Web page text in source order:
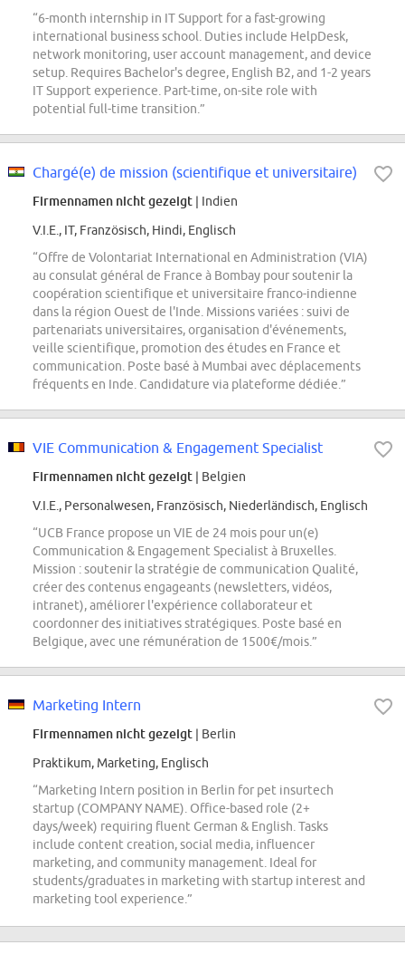
“6-month internship in IT Support for a fast-growing
international business school. Duties include HelpDesk,
network monitoring, user account management, and device
setup. Requires Bachelor's degree, English B2, and 1-2 years
IT Support experience. Part-time, on-site role with
potential full-time transition.”
Chargé(e) de mission (scientifique et universitaire)
Firmennamen nicht gezeigt | Indien
V.I.E., IT, Französisch, Hindi, Englisch
“Offre de Volontariat International en Administration (VIA)
au consulat général de France à Bombay pour soutenir la
coopération scientifique et universitaire franco-indienne
dans la région Ouest de l'Inde. Missions variées : suivi de
partenariats universitaires, organisation d'événements,
veille scientifique, promotion des études en France et
communication. Poste basé à Mumbai avec déplacements
fréquents en Inde. Candidature via plateforme dédiée.”
VIE Communication & Engagement Specialist
Firmennamen nicht gezeigt | Belgien
V.I.E., Personalwesen, Französisch, Niederländisch, Englisch
“UCB France propose un VIE de 24 mois pour un(e)
Communication & Engagement Specialist à Bruxelles.
Mission : soutenir la stratégie de communication Qualité,
créer des contenus engageants (newsletters, vidéos,
intranet), améliorer l'expérience collaborateur et
coordonner des initiatives stratégiques. Poste basé en
Belgique, avec une rémunération de 1500€/mois.”
Marketing Intern
Firmennamen nicht gezeigt | Berlin
Praktikum, Marketing, Englisch
“Marketing Intern position in Berlin for pet insurtech
startup (COMPANY NAME). Office-based role (2+
days/week) requiring fluent German & English. Tasks
include content creation, social media, influencer
marketing, and community management. Ideal for
students/graduates in marketing with startup interest and
marketing tool experience.”